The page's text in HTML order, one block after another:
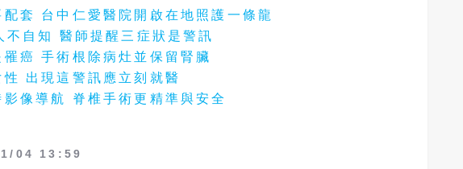
配套 台中仁愛醫院開啟在地照護一條龍
自知 醫師提醒三症狀是警訊
癌 手術根除病灶並保留腎臟
出現這警訊應立刻就醫
像導航 脊椎手術更精準與安全
04 13:59